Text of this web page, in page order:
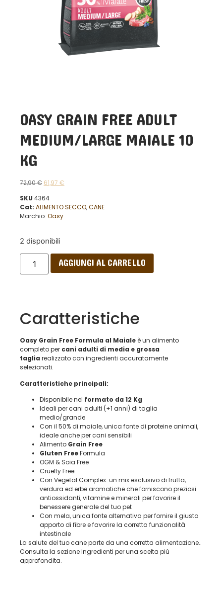
OASY GRAIN FREE ADULT
MEDIUM/LARGE MAIALE 10
KG
72,90€ 61,97 €
SKU 4364
Cat: ALIMENTO SECCO,CANE
Marchio: Oasy
2 disponibili
AGGIUNGI AL CARRELLO
Caratteristiche
Oasy Grain Free Formula al Maialeè un alimento
completo per cani adulti di media e grossa
taglia realizzato con ingredienti accuratamente
selezionati.
Caratteristiche principali:
Disponibile nel formato da 12 Kg
Ideali per cani adulti (+1 anni) di taglia
medio/grande
Con il 50% di maiale, unica fonte di proteine animali,
ideale anche per cani sensibili
Alimento Grain Free
Gluten FreeFormula
OGM & Soia Free
Cruelty Free
Con Vegetal Complex: un mix esclusivo di frutta,
verdura ed erbe aromatiche che forniscono preziosi
antiossidanti, vitamine e minerali per favorire il
benessere generale del tuo pet
Con mela, unica fonte alternativa per fornire il giusto
apporto di fibre e favorire la corretta funzionalità
intestinale
La salute del tuo cane parte da una corretta alimentazione..
Consulta la sezione Ingredienti per una scelta più
approfondita.